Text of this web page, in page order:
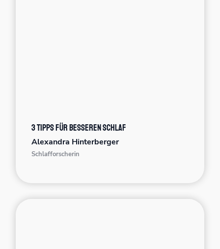
3 Tipps für besseren Schlaf
Alexandra Hinterberger
Schlafforscherin